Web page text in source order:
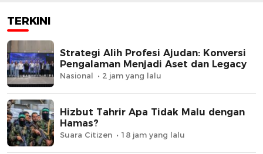
TERKINI
Strategi Alih Profesi Ajudan: Konversi
Pengalaman Menjadi Aset dan Legacy
Nasional 2 jam yang lalu
Hizbut Tahrir Apa Tidak Malu dengan
Hamas?
Suara Citizen 18 jam yang lalu